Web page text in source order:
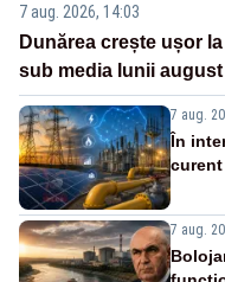
7 aug. 2026, 14:03
Dunărea crește ușor
sub media lunii august
7 aug.
În
curent
7 aug.